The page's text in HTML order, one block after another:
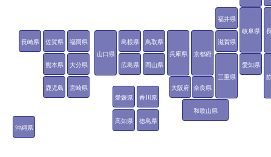
福井県
岐阜県
愛知県
三重県
滋賀県
京都府
大阪府
兵庫県
奈良県
和歌山県
鳥取県
島根県
岡山県
広島県
山口県
徳島県
香川県
愛媛県
高知県
福岡県
佐賀県
長崎県
熊本県 大分県
宮崎県
鹿児島
沖縄県